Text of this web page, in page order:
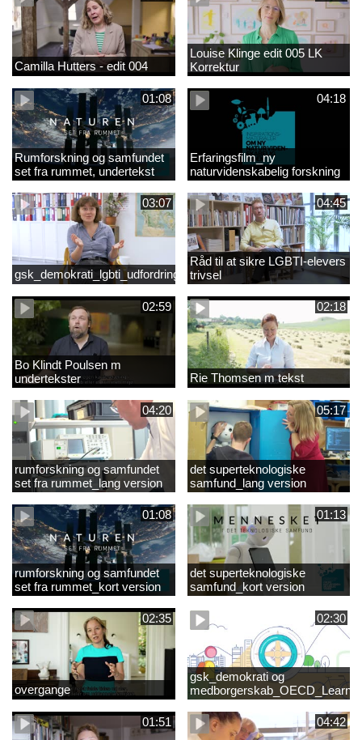
Camilla Hutters - edit 004
Louise Klinge edit 005 LK
Korrektur
01:08
Rumforskning og samfundet
set fra rummet, undertekst
04:18
Erfaringsfilm_ny
naturvidenskabelig forskning
03:07
gsk_demokrati_lgbti_udfordringer
04:45
Råd til at sikre LGBTI-elevers
trivsel
02:59
Bo Klindt Poulsen m
undertekster
02:18
Rie Thomsen m tekst
04:20
rumforskning og samfundet
set fra rummet_lang version
05:17
det superteknologiske
samfund_lang version
01:08
rumforskning og samfundet
set fra rummet_kort version
01:13
det superteknologiske
samfund_kort version
02:35
overgange
02:30
gsk_demokrati og
Compass 2030
01:51
04:42